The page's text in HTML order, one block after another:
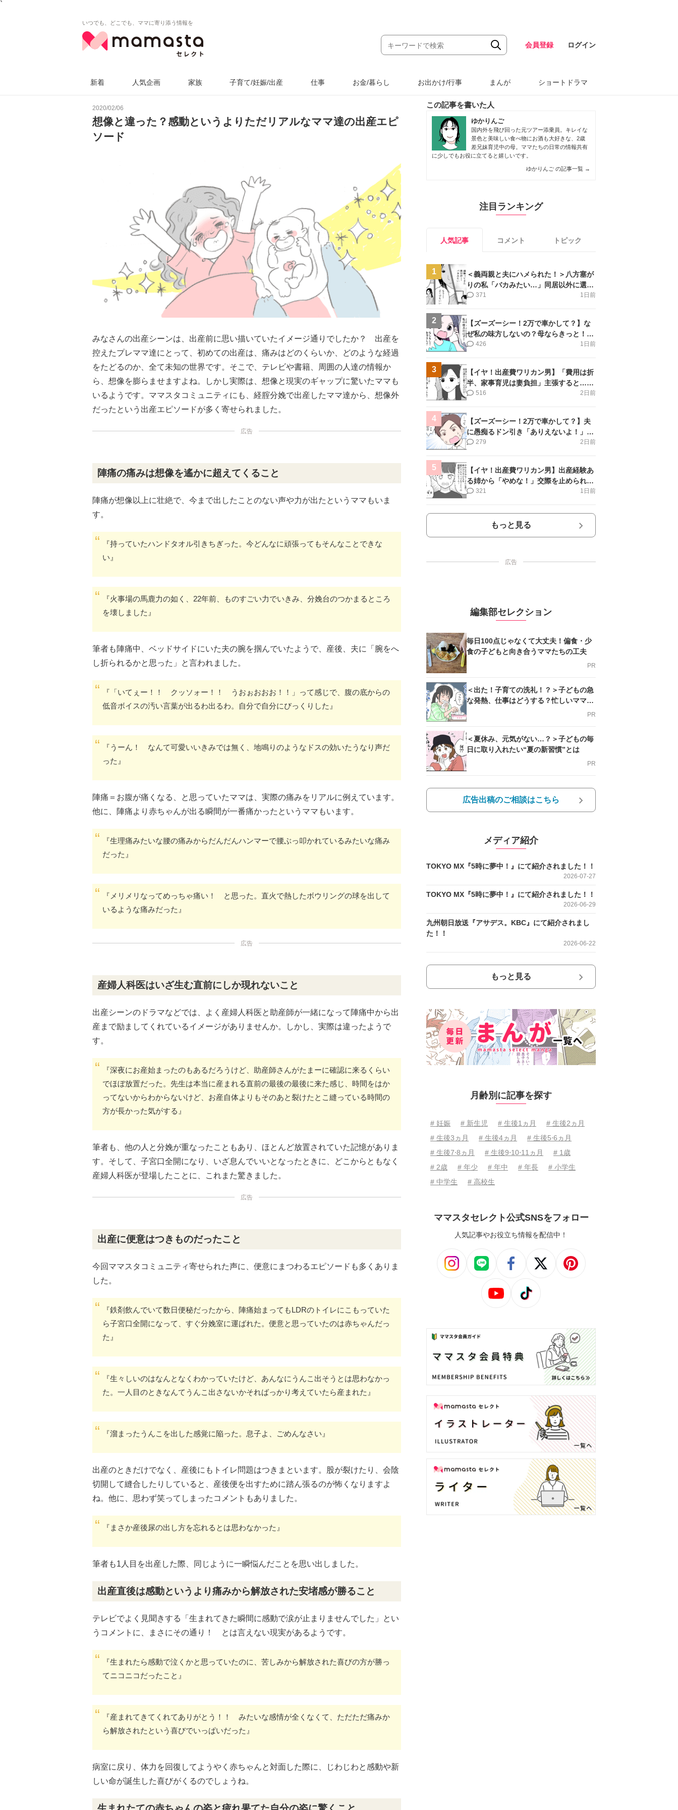
`
いつでも、どこでも、ママに寄り添う情報を
会員登録 ログイン
新着 人気企画 家族 子育て/妊娠/出産 仕事 お金/暮らし お出かけ/行事 まんが ショートドラマ
2020/02/06
想像と違った？感動というよりただリアルなママ達の出産エピ
ソード
みなさんの出産シーンは、出産前に思い描いていたイメージ通りでしたか？ 出産を
控えたプレママ達にとって、初めての出産は、痛みはどのくらいか、どのような経過
をたどるのか、全て未知の世界です。そこで、テレビや書籍、周囲の人達の情報か
ら、想像を膨らませますよね。しかし実際は、想像と現実のギャップに驚いたママも
いるようです。ママスタコミュニティにも、経腟分娩で出産したママ達から、想像外
だったという出産エピソードが多く寄せられました。
広告
陣痛の痛みは想像を遙かに超えてくること
陣痛が想像以上に壮絶で、今まで出したことのない声や力が出たというママもいま
す。
『持っていたハンドタオル引きちぎった。今どんなに頑張ってもそんなことできな
い』
『火事場の馬鹿力の如く、22年前、ものすごい力でいきみ、分娩台のつかまるところ
を壊しました』
筆者も陣痛中、ベッドサイドにいた夫の腕を掴んでいたようで、産後、夫に「腕をへ
し折られるかと思った」と言われました。
『「いてぇー！！ クッソォー！！ うおぉおおお！！」って感じで、腹の底からの
低音ボイスの汚い言葉が出るわ出るわ。自分で自分にびっくりした』
『うーん！ なんて可愛いいきみでは無く、地鳴りのようなドスの効いたうなり声だ
った』
陣痛＝お腹が痛くなる、と思っていたママは、実際の痛みをリアルに例えています。
他に、陣痛より赤ちゃんが出る瞬間が一番痛かったというママもいます。
『生理痛みたいな腰の痛みからだんだんハンマーで腰ぶっ叩かれているみたいな痛み
だった』
『メリメリなってめっちゃ痛い！ と思った。直火で熱したボウリングの球を出して
いるような痛みだった』
広告
産婦人科医はいざ生む直前にしか現れないこと
出産シーンのドラマなどでは、よく産婦人科医と助産師が一緒になって陣痛中から出
産まで励ましてくれているイメージがありませんか。しかし、実際は違ったようで
す。
『深夜にお産始まったのもあるだろうけど、助産師さんがたまーに確認に来るくらい
でほぼ放置だった。先生は本当に産まれる直前の最後の最後に来た感じ、時間をはか
ってないからわからないけど、お産自体よりもそのあと裂けたとこ縫っている時間の
方が長かった気がする』
筆者も、他の人と分娩が重なったこともあり、ほとんど放置されていた記憶がありま
す。そして、子宮口全開になり、いざ息んでいいとなったときに、どこからともなく
産婦人科医が登場したことに、これまた驚きました。
広告
出産に便意はつきものだったこと
今回ママスタコミュニティ寄せられた声に、便意にまつわるエピソードも多くありま
した。
『鉄剤飲んでいて数日便秘だったから、陣痛始まってもLDRのトイレにこもっていた
ら子宮口全開になって、すぐ分娩室に運ばれた。便意と思っていたのは赤ちゃんだっ
た』
『生々しいのはなんとなくわかっていたけど、あんなにうんこ出そうとは思わなかっ
た。一人目のときなんてうんこ出さないかそればっかり考えていたら産まれた』
『溜まったうんこを出した感覚に陥った。息子よ、ごめんなさい』
出産のときだけでなく、産後にもトイレ問題はつきまといます。股が裂けたり、会陰
切開して縫合したりしていると、産後便を出すために踏ん張るのが怖くなりますよ
ね。他に、思わず笑ってしまったコメントもありました。
『まさか産後尿の出し方を忘れるとは思わなかった』
筆者も1人目を出産した際、同じように一瞬悩んだことを思い出しました。
出産直後は感動というより痛みから解放された安堵感が勝ること
テレビでよく見聞きする「生まれてきた瞬間に感動で涙が止まりませんでした」とい
うコメントに、まさにその通り！ とは言えない現実があるようです。
『生まれたら感動で泣くかと思っていたのに、苦しみから解放された喜びの方が勝っ
てニコニコだったこと』
『産まれてきてくれてありがとう！！ みたいな感情が全くなくて、ただただ痛みか
ら解放されたという喜びでいっぱいだった』
病室に戻り、体力を回復してようやく赤ちゃんと対面した際に、じわじわと感動や新
しい命が誕生した喜びがくるのでしょうね。
この記事を書いた人
ゆかりんご
国内外を飛び回った元ツアー添乗員。キレイな
景色と美味しい食べ物にお酒も大好きな、2歳
差兄妹育児中の母。ママたちの日常の情報共有
に少しでもお役に立てると嬉しいです。
ゆかりんご の記事一覧 →
注目ランキング
人気記事 コメント トピック
1
＜義両親と夫にハメられた！＞八方塞が
りの私「バカみたい…」同居以外に選択
肢がない【第5話まんが】
1日前
371
2
【ズーズーシー！2万で車かして？】な
ぜ私の味方しないの？母ならきっと！＜
第17話＞#4コマ母道場
1日前
426
3
【イヤ！出産費ワリカン男】「費用は折
半、家事育児は妻負担」主張すると…＜
第11話＞#4コマ母道場
2日前
516
4
【ズーズーシー！2万で車かして？】夫
に愚痴るドン引き「ありえないよ！」＜
第16話＞#4コマ母道場
2日前
279
5
【イヤ！出産費ワリカン男】出産経験あ
る姉から「やめな！」交際を止められ＜
第12話＞#4コマ母道場
1日前
321
もっと見る
広告
編集部セレクション
毎日100点じゃなくて大丈夫！偏食・少
食の子どもと向き合うママたちの工夫
PR
＜出た！子育ての洗礼！？＞子どもの急
な発熱、仕事はどうする？忙しいママを
PR
＜夏休み、元気がない…？＞子どもの毎
日に取り入れたい“夏の新習慣”とは
PR
広告出稿のご相談はこちら
メディア紹介
TOKYO MX『5時に夢中！』にて紹介されました！！
2026-07-27
TOKYO MX『5時に夢中！』にて紹介されました！！
2026-06-29
九州朝日放送『アサデス。KBC』にて紹介されまし
た！！
2026-06-22
もっと見る
月齢別に記事を探す
# 妊娠 # 新生児 # 生後1ヵ月
# 生後2ヵ月
# 生後3ヵ月
# 生後4ヵ月
# 生後5⋅6ヵ月
# 生後7⋅8ヵ月
# 生後9⋅10⋅11ヵ月
# 1歳
# 2歳
# 年少 # 年中 # 年長
# 小学生
# 中学生
# 高校生
ママスタセレクト公式SNSをフォロー
人気記事やお役立ち情報を配信中！